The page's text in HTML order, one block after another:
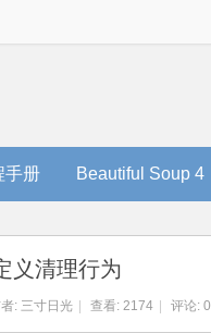
手册 Beautiful Soup 4
义清理行为
: 三寸日光 查看: 2174 评论: 0